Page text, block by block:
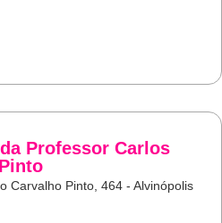
Professor Carlos
Carvalho Pinto, 464 - Alvinópolis